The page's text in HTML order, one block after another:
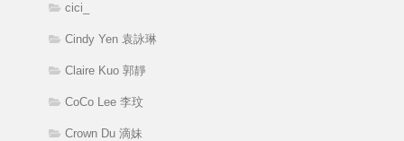
cici_
Cindy Yen 袁詠琳
Claire Kuo 郭靜
CoCo Lee 李玟
Crown Du 滴妹